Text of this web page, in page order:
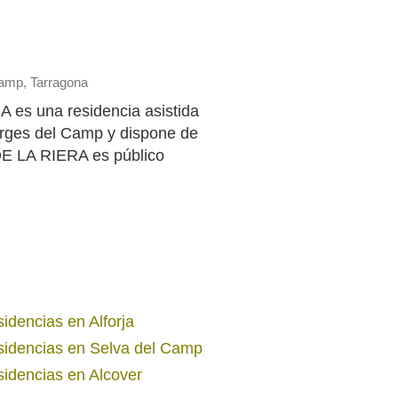
Tarragona
es una residencia asistida
del Camp y dispone de
LA RIERA es público
en Alforja
en Selva del Camp
en Alcover